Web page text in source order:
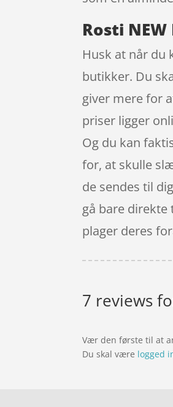
Rosti
Husk at når du
butikker. Du
giver mere for
priser ligger
Og du kan
for, at skulle
de sendes til
gå bare direkte
plager deres
7 reviews
Vær den første til at
Du skal være logged